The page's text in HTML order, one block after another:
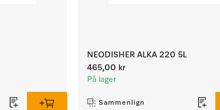
NEODISHER ALKA 220 5L
465,00 kr
På lager
Sammenlign